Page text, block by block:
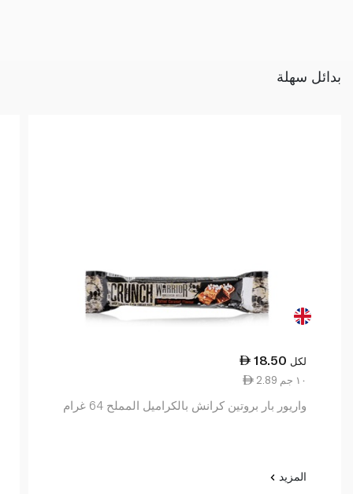
بدائل سهلة
18.50 لكل
2.89 ١٠ جم
واريور بار بروتين كرانش بالكراميل المملح 64 غرام
المزيد